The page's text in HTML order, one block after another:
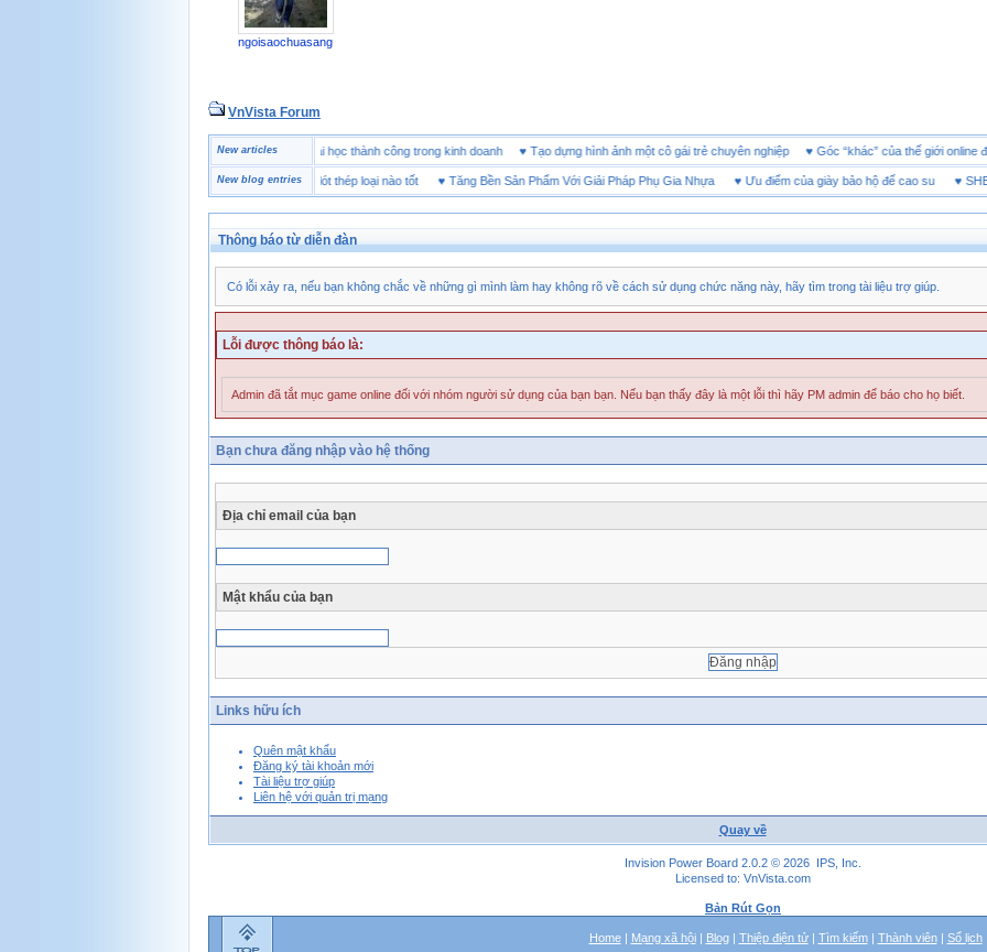
ngoisaochuasang
VnVista Forum
New articles
Một số câu hỏi phỏng vấn “đặc biệt” của Microsoft ♥4 bài học thành công trong kinh doanh ♥Tạo dựng hình ảnh một cô gái trẻ chuyên nghiệp ♥ Góc “khác” của thế giới
New blog entries
Giày bảo hộ lót Kevlar và lót thép loại nào tốt♥ Tăng Bền Sản Phẩm Với Giải Pháp Phụ Gia Nhựa♥ Ưu điểm của giày bảo hộ đế cao su♥
Thông báo từ diễn đàn
Có lỗi xảy ra, nếu bạn không chắc về những gì mình làm hay không rõ về cách sử dụng chức năng này, hãy tìm trong tài liệu trợ giúp.
Lỗi được thông báo là:
Admin đã tắt mục game online đối với nhóm người sử dụng của bạn bạn. Nếu bạn thấy đây là một lỗi thì hãy PM admin để báo cho họ biết.
Bạn chưa đăng nhập vào hệ thống
Địa chỉ email của bạn
Mật khẩu của bạn
Links hữu ích
Quên mật khẩu
Đăng ký tài khoản mới
Tài liệu trợ giúp
Liên hệ với quản trị mạng
Quay về
Invision Power Board 2.0.2 © 2026 IPS, Inc.
Licensed to: VnVista.com
Bản Rút Gọn
Home| Mạng xã hội| Blog| Thiệp điện tử| Tìm kiếm| Thành viên| Sổ lịch